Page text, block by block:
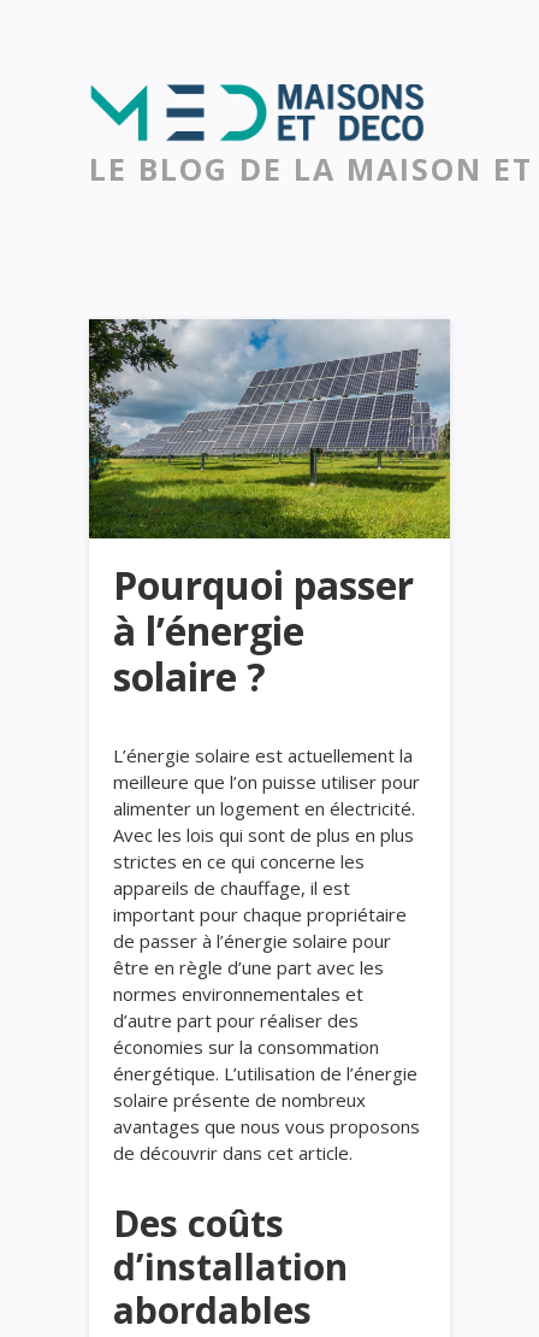
LE BLOG DE LA MAISON
Pourquoi passer
à l’énergie
solaire ?
L’énergie solaire est actuellement la
meilleure que l’on puisse utiliser pour
alimenter un logement en électricité.
Avec les lois qui sont de plus en plus
strictes en ce qui concerne les
appareils de chauffage, il est
important pour chaque propriétaire
de passer à l’énergie solaire pour
être en règle d’une part avec les
normes environnementales et
d’autre part pour réaliser des
économies sur la consommation
énergétique. L’utilisation de l’énergie
solaire présente de nombreux
avantages que nous vous proposons
de découvrir dans cet article.
Des coûts
d’installation
abordables